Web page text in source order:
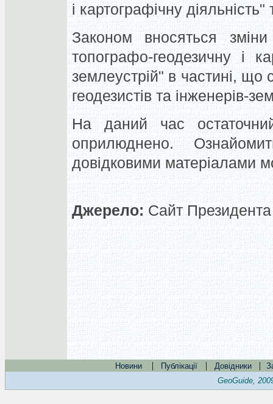
і картографічну
Законом вносяться
топографо-геодезичну і
землеустрій" в частині, що
геодезистів та інженерів-
На даний час
оприлюднено.
довідковими матеріалами
Джерело: Сайт
Новини | Публікації | Довідники |
GeoGuide,